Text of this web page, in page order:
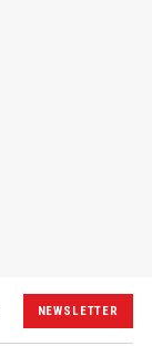
NEWSLETTER